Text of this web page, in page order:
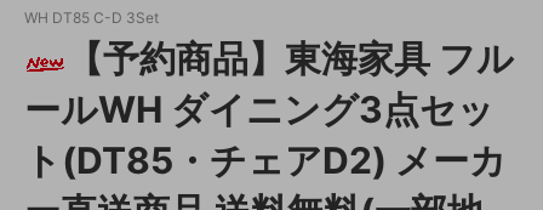
WH DT85 C-D 3Set
【予約商品】東海家具 フル
ールWH ダイニング3点セッ
ト(DT85・チェアD2) メーカ